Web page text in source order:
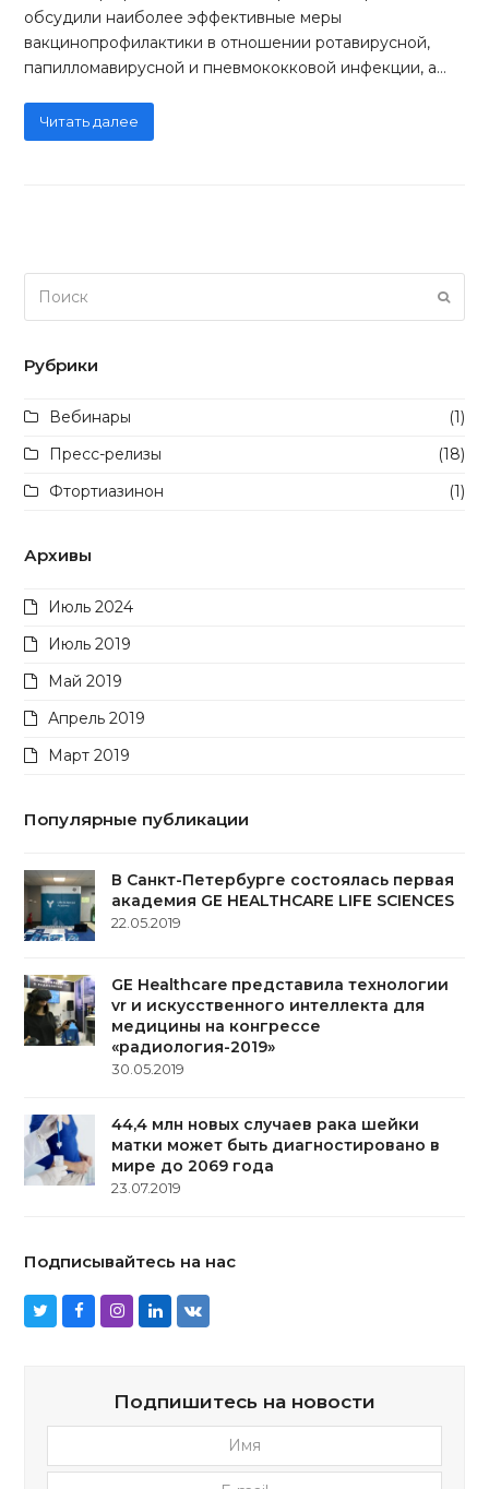
обсудили наиболее эффективные меры
вакцинопрофилактики в отношении ротавирусной,
папилломавирусной и пневмококковой инфекции, а…
Читать далее
Рубрики
Вебинары
(1)
Пресс-релизы
(18)
Фтортиазинон
(1)
Архивы
Июль 2024
Июль 2019
Май 2019
Апрель 2019
Март 2019
Популярные публикации
В Санкт-Петербурге состоялась первая
академия GE HEALTHCARE LIFE SCIENCES
22.05.2019
GE Healthcare представила технологии
vr и искусcтвенного интеллекта для
медицины на конгрессе
«радиология-2019»
30.05.2019
44,4 млн новых случаев рака шейки
матки может быть диагностировано в
мире до 2069 года
23.07.2019
Подписывайтесь на нас
TwitterFacebookInstagram
LinkedIn
VK
Подпишитесь на новости
mail